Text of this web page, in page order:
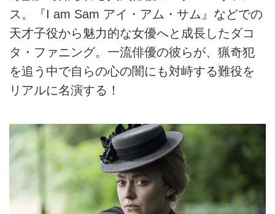
ス。『I am Sam アイ・アム・サム』などでの
天才子役から魅力的な女優へと成長したダコ
タ・ファニング。一流俳優の彼らが、猟奇犯
を追う中で自らの心の闇にも対峙する難役を
リアルに名演する！